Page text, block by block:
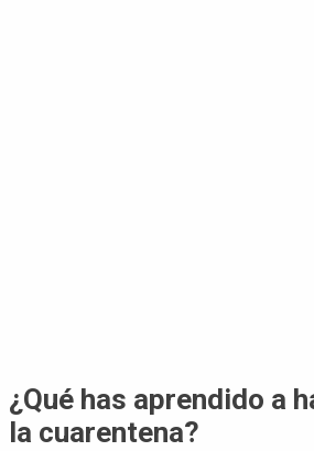
¿Qué has aprendido a
la cuarentena?